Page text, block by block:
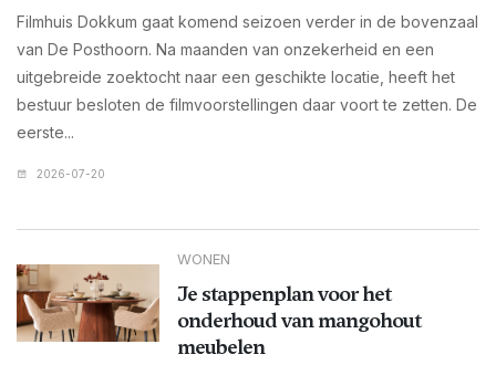
Filmhuis Dokkum gaat komend seizoen verder in de bovenzaal
van De Posthoorn. Na maanden van onzekerheid en een
uitgebreide zoektocht naar een geschikte locatie, heeft het
bestuur besloten de filmvoorstellingen daar voort te zetten. De
eerste...
2026-07-20
WONEN
Je stappenplan voor het
onderhoud van mangohout
meubelen